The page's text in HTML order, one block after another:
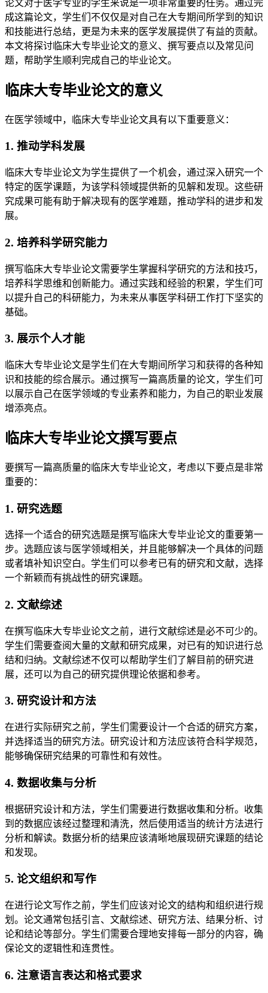
论文对于医学专业的学生来说是一项非常重要的任务。通过完
成这篇论文，学生们不仅仅是对自己在大专期间所学到的知识
和技能进行总结，更是为未来的医学发展提供了有益的贡献。
本文将探讨临床大专毕业论文的意义、撰写要点以及常见问
题，帮助学生顺利完成自己的毕业论文。
临床大专毕业论文的意义
在医学领域中，临床大专毕业论文具有以下重要意义：
1. 推动学科发展
临床大专毕业论文为学生提供了一个机会，通过深入研究一个
特定的医学课题，为该学科领域提供新的见解和发现。这些研
究成果可能有助于解决现有的医学难题，推动学科的进步和发
展。
2. 培养科学研究能力
撰写临床大专毕业论文需要学生掌握科学研究的方法和技巧，
培养科学思维和创新能力。通过实践和经验的积累，学生们可
以提升自己的科研能力，为未来从事医学科研工作打下坚实的
基础。
3. 展示个人才能
临床大专毕业论文是学生们在大专期间所学习和获得的各种知
识和技能的综合展示。通过撰写一篇高质量的论文，学生们可
以展示自己在医学领域的专业素养和能力，为自己的职业发展
增添亮点。
临床大专毕业论文撰写要点
要撰写一篇高质量的临床大专毕业论文，考虑以下要点是非常
重要的：
1. 研究选题
选择一个适合的研究选题是撰写临床大专毕业论文的重要第一
步。选题应该与医学领域相关，并且能够解决一个具体的问题
或者填补知识空白。学生们可以参考已有的研究和文献，选择
一个新颖而有挑战性的研究课题。
2. 文献综述
在撰写临床大专毕业论文之前，进行文献综述是必不可少的。
学生们需要查阅大量的文献和研究成果，对已有的知识进行总
结和归纳。文献综述不仅可以帮助学生们了解目前的研究进
展，还可以为自己的研究提供理论依据和参考。
3. 研究设计和方法
在进行实际研究之前，学生们需要设计一个合适的研究方案，
并选择适当的研究方法。研究设计和方法应该符合科学规范，
能够确保研究结果的可靠性和有效性。
4. 数据收集与分析
根据研究设计和方法，学生们需要进行数据收集和分析。收集
到的数据应该经过整理和清洗，然后使用适当的统计方法进行
分析和解读。数据分析的结果应该清晰地展现研究课题的结论
和发现。
5. 论文组织和写作
在进行论文写作之前，学生们应该对论文的结构和组织进行规
划。论文通常包括引言、文献综述、研究方法、结果分析、讨
论和结论等部分。学生们需要合理地安排每一部分的内容，确
保论文的逻辑性和连贯性。
6. 注意语言表达和格式要求